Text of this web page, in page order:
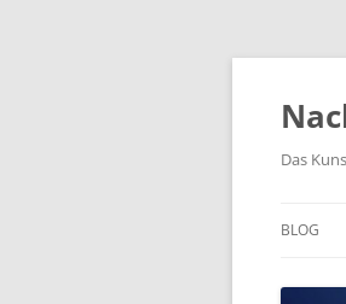
Zum
Das
BLOG